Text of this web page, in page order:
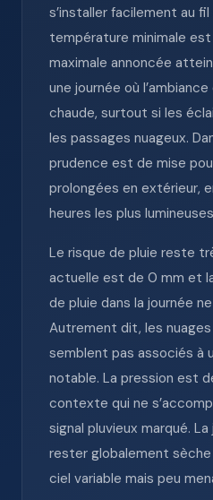
s’installer facilement au
température minimale est
maximale annoncée
une journée où
chaude, surtout si les
les passages nuageux.
prudence est de mise
prolongées en extérieur,
heures les plus
Le risque de pluie reste
actuelle est de 0 mm et
de pluie dans la journée
Autrement dit, les
semblent pas associés à
notable. La pression est
contexte qui ne
signal pluvieux marqué.
rester globalement sèche
ciel variable mais peu